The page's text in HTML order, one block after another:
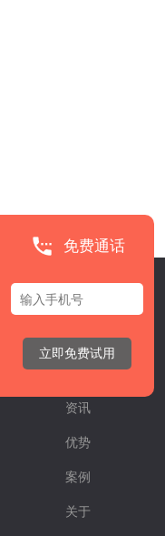
快速导航
首页
功能
资讯
优势
案例
关于
免费通话
立即免费试用